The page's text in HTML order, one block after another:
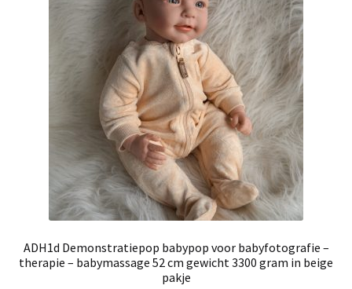
ADH1d Demonstratiepop babypop voor babyfotografie –
therapie – babymassage 52 cm gewicht 3300 gram in beige
pakje